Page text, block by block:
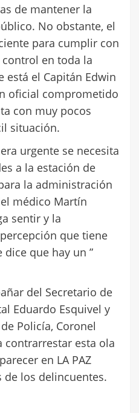
de mantener la
No obstante, el
para cumplir con
en toda la
está el Capitán Edwin
oficial comprometido
con muy pocos
situación.
urgente se necesita
a la estación de
la administración
médico Martín
sentir y la
que tiene
que hay un ”
del Secretario de
Eduardo Esquivel y
Policía, Coronel
contrarrestar esta ola
en LA PAZ
de los delincuentes.